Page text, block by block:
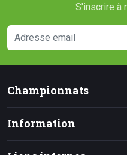
S'inscrire à
Championnats
Information